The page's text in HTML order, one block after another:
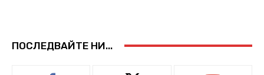
ПОСЛЕДВАЙТЕ НИ...